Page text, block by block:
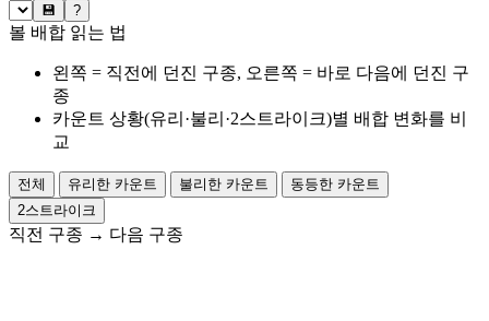
💾 ?
볼 배합 읽는 법
왼쪽 = 직전에 던진 구종, 오른쪽 = 바로 다음에 던진 구
종
카운트 상황(유리·불리·2스트라이크)별 배합 변화를 비
교
전체 유리한 카운트 불리한 카운트
동등한 카운트
2스트라이크
직전 구종 → 다음 구종